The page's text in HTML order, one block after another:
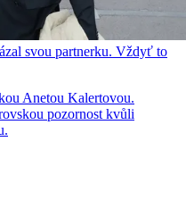
svou partnerku. Vždyť to
Anetou Kalertovou.
pozornost kvůli